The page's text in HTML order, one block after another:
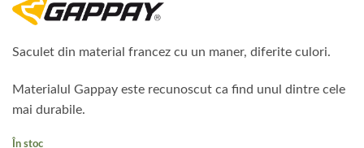
Saculet din material francez cu un maner, diferite culori.
Materialul Gappay este recunoscut ca find unul dintre cele
mai durabile.
În stoc